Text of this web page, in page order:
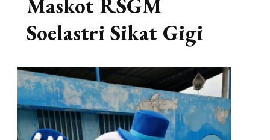
Maskot RSGM
Soelastri Sikat Gigi